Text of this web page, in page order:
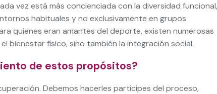
vez está más concienciada con la diversidad
habituales y no exclusivamente en grupos
quienes eran amantes del deporte, existen numerosas
bienestar físico, sino también la integración social.
de estos propósitos?
Debemos hacerles partícipes del proceso,